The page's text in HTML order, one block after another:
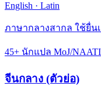
English · Latin
ภาษากลางสากล ใช้ยื่น
45+ นักแปล MoJ/
จีนกลาง (ตัวย่อ)